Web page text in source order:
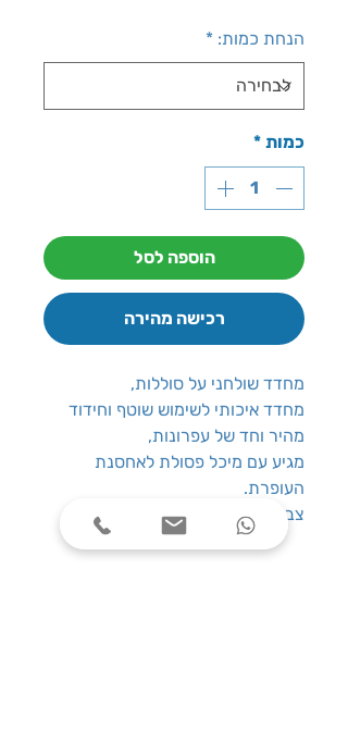
הנחת כמות: *
כמות *
הוספה לסל
רכישה מהירה
מחדד שולחני על סוללות,
מחדד איכותי לשימוש שוטף וחידוד
מהיר וחד של עפרונות,
מגיע עם מיכל פסולת לאחסנת
העופרת.
צבע המחדד הינו אקראי